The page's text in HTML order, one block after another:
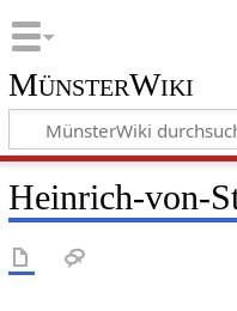
MünsterWiki
Heinrich-von-